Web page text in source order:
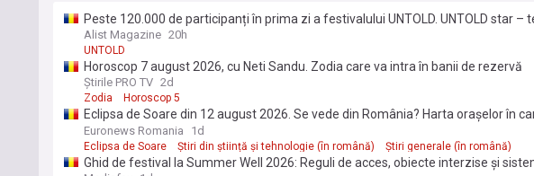
Peste 120.000 de participanți în prima zi a festivalului UNTOLD. UNTOLD star –
ediției UNTOLD 2027
Alist Magazine 20h
UNTOLD
Horoscop 7 august 2026, cu Neti Sandu. Zodia care va intra în banii de rezervă
Știrile PRO TV 2d
Zodia Horoscop 5
Eclipsa de Soare din 12 august 2026. Se vede din România? Harta orașelor în
fenomenul va fi vizibil
Euronews Romania 1d
Eclipsa de Soare Știri din știință și tehnologie (în română) Știri generale (în română)
Ghid de festival la Summer Well 2026: Reguli de acces, obiecte interzise și